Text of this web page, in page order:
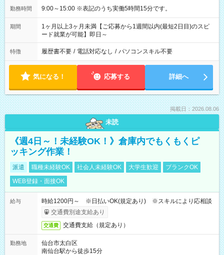
勤務時間 9:00～15:00 ※表記のうち実働5時間15分です。
期間
1ヶ月以上3ヶ月未満【ご応募から1週間以内(最短2日目)のスピ
ード就業が可能】即日～
特徴 履歴書不要 / 電話対応なし / パソコンスキル不要
気になる！ 応募する 詳細へ
掲載日：2026.08.06
未読
《週4日～！未経験OK！》倉庫内でもくもくピ
ッキング作業！
派遣 職種未経験OK 社会人未経験OK 大学生歓迎
ブランクOK
WEB登録・面接OK
給与
時給1200円～ ※日払いOK(規定あり) ※スキルにより応相談
交通費別途支給あり
交通費 交通費支給（規定あり）
勤務地
仙台市太白区
南仙台駅から徒歩15分